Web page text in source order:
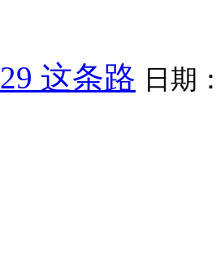
29 这条路 日期